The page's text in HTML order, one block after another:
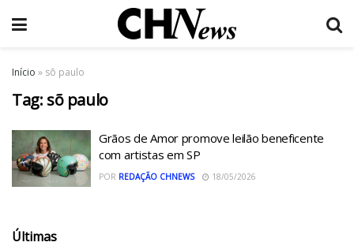
Início » sõ paulo
Tag: sõ paulo
Grãos de Amor promove leilão beneficente
com artistas em SP
POR REDAÇÃO CHNEWS 18/05/2026
Últimas